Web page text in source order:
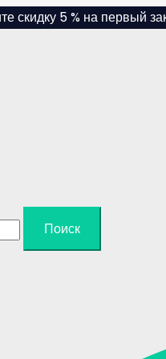
скидку 5 % на первый
Поиск